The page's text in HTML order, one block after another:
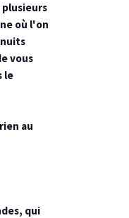
où l'on
vous
le
au
qui